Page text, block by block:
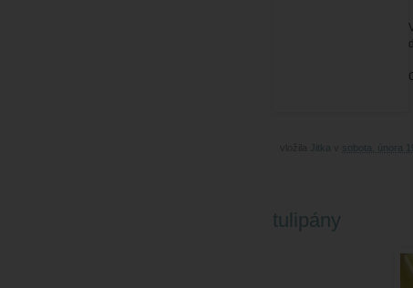
Jitka sobota, února
tulipány